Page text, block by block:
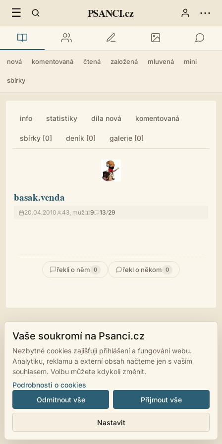
☰ PSANCI.cz ⋯
nová komentovaná čtená založená mluvená mini
sbírky
info statistiky díla nová komentovaná
sbírky [0] deník [0] galerie [0]
basak.venda
20.04.2010 43, muž 9 13/29
řekli o něm 0 řekl o někom 0
© 2007 - 2026psanci.cz • Nastavení cookies•Facebook
byLUKiO
Vaše soukromí na Psanci.cz
Nezbytné cookies zajišťují přihlášení a fungování webu.
Analytiku, reklamu a externí obsah načteme jen s vaším
souhlasem. Volbu můžete kdykoli změnit.
Podrobnosti o cookies
Odmítnout vše
Nastavit
Přijmout vše